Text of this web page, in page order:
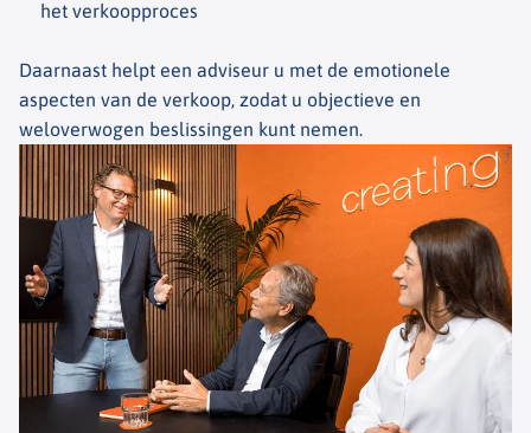
het verkoopproces
Daarnaast helpt een adviseur u met de emotionele
aspecten van de verkoop, zodat u objectieve en
weloverwogen beslissingen kunt nemen.